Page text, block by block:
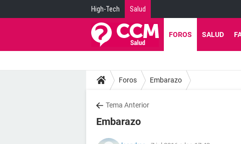
High-Tech Salud
FOROS SALUD
Foros Embarazo
Tema Anterior
Embarazo